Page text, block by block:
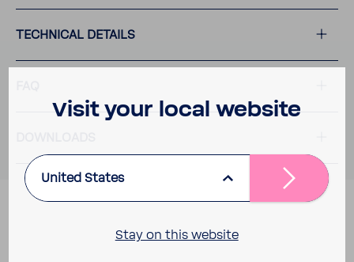
TECH­NICAL DETAILS
Visit your local website
United States
Stay on this website